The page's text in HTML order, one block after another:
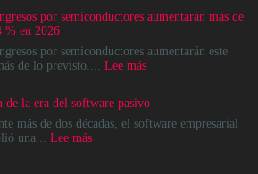
del
Data
Center
no
destino,
es
un
por semiconductores aumentarán más de
% en 2026
por semiconductores aumentarán este
de lo previsto.... Lee más:
por
semiconductores
la era del software pasivo
más de dos décadas, el software empresarial
una... Lee más: